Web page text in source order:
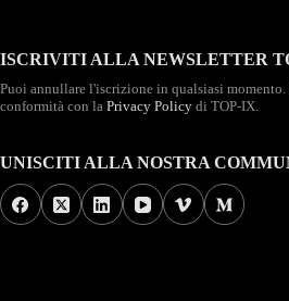
ISCRIVITI ALLA NEWSLETTER
Puoi annullare l'iscrizione in qualsiasi
conformità con la Privacy Policy di TOP-IX.
UNISCITI ALLA NOSTRA